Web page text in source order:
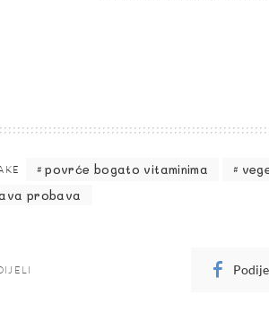
povrće bogato vitaminima
probava